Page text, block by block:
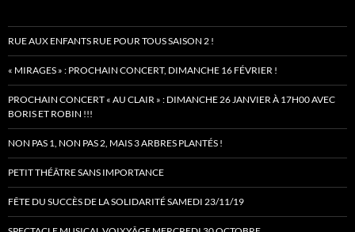
RUE AUX ENFANTS RUE POUR TOUS SAISON 2 !
« MIRAGES » : PROCHAIN CONCERT, DIMANCHE 16 FÉVRIER !
PROCHAIN CONCERT « AU CLAIR » : DIMANCHE 26 JANVIER À 17H00 AVEC
BORIS ET ROBIN !!!
NON PAS 1, NON PAS 2, MAIS 3 ARBRES PLANTÉS !
PETIT THÉÂTRE SANS IMPORTANCE
FÊTE DU SUCCÈS DE LA SOLIDARITÉ SAMEDI 23/11/19